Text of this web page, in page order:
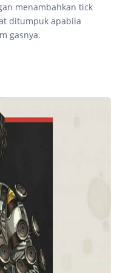
menambahkan tick
ditumpuk apabila
gasnya.